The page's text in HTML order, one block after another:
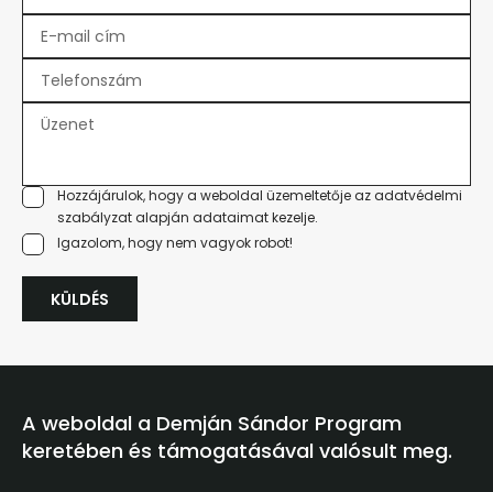
Hozzájárulok, hogy a weboldal üzemeltetője azadatvédelmi
szabályzatalapján adataimat kezelje.
Igazolom, hogy nem vagyok robot!
KÜLDÉS
A weboldal a Demján Sándor Program
keretében és támogatásával valósult meg.